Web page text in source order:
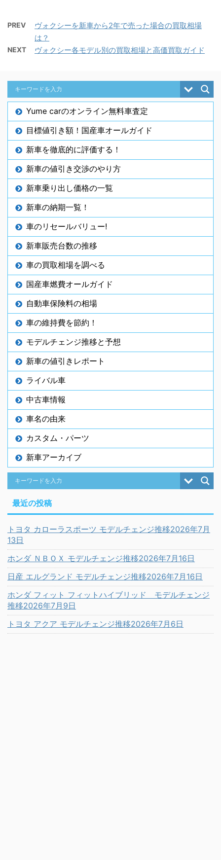
PREV
ヴォクシーを新車から2年で売った場合の買取相場
は？
NEXT ヴォクシー各モデル別の買取相場と高価買取ガイド
Yume carのオンライン無料車査定
目標値引き額！国産車オールガイド
新車を徹底的に評価する！
新車の値引き交渉のやり方
新車乗り出し価格の一覧
新車の納期一覧！
車のリセールバリュー!
新車販売台数の推移
車の買取相場を調べる
国産車燃費オールガイド
自動車保険料の相場
車の維持費を節約！
モデルチェンジ推移と予想
新車の値引きレポート
ライバル車
中古車情報
車名の由来
カスタム・パーツ
新車アーカイブ
最近の投稿
トヨタ カローラスポーツ モデルチェンジ推移2026年7月
13日
ホンダ ＮＢＯＸ モデルチェンジ推移2026年7月16日
日産 エルグランド モデルチェンジ推移2026年7月16日
ホンダ フィット フィットハイブリッド モデルチェンジ
推移2026年7月9日
トヨタ アクア モデルチェンジ推移2026年7月6日